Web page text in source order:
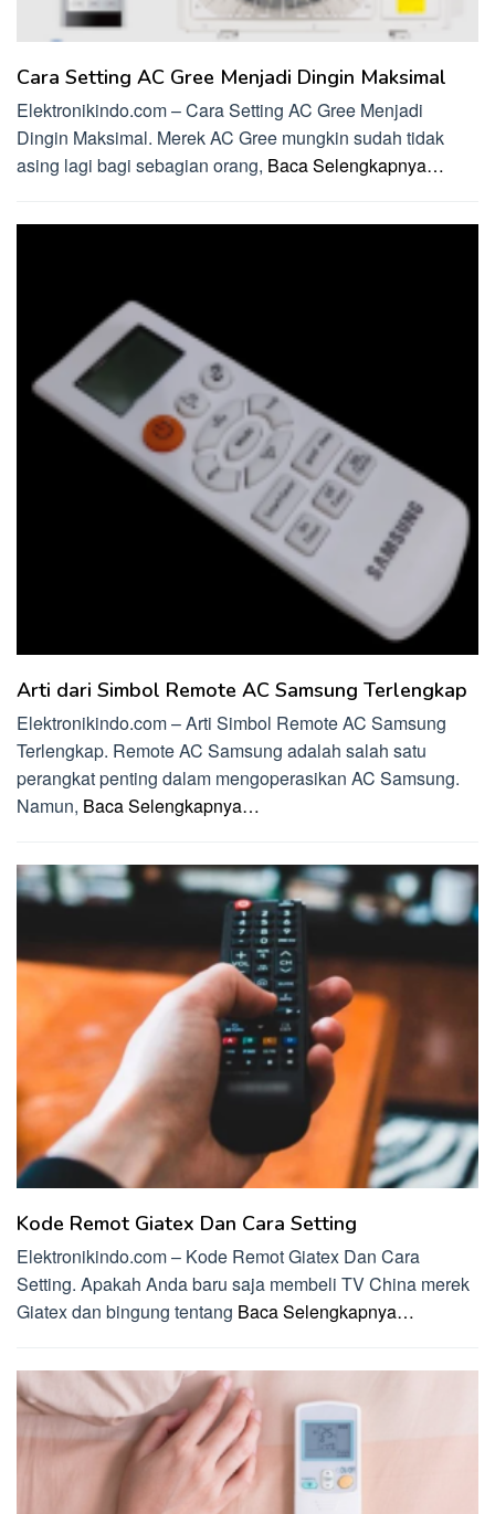
Cara Setting AC Gree Menjadi Dingin Maksimal
Elektronikindo.com – Cara Setting AC Gree Menjadi
Dingin Maksimal. Merek AC Gree mungkin sudah tidak
asing lagi bagi sebagian orang, Baca Selengkapnya…
Arti dari Simbol Remote AC Samsung Terlengkap
Elektronikindo.com – Arti Simbol Remote AC Samsung
Terlengkap. Remote AC Samsung adalah salah satu
perangkat penting dalam mengoperasikan AC Samsung.
Namun, Baca Selengkapnya…
Kode Remot Giatex Dan Cara Setting
Elektronikindo.com – Kode Remot Giatex Dan Cara
Setting. Apakah Anda baru saja membeli TV China merek
Giatex dan bingung tentang Baca Selengkapnya…